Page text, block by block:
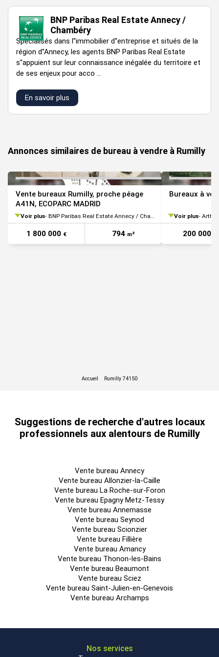
Sanitaire(s)
Privatif(s) charge preneur
Afficher notre barême d'honoraires
BNP Paribas Real Estate Annecy /
Chambéry
Spécialisés dans l''immobilier d''entreprise et situés de la
région d''Annecy, les agents BNP Paribas Real Estate
s''appuient sur leur connaissance inégalée du territoire et
de ses enjeux pour acco ...
En savoir plus
Annonces similaires de bureau à vendre à Rumilly
Vente bureaux Rumilly, proche péage
A41N, ECOPARC MADRID
Voir plus BNP Paribas Real Estate Annecy / Chambéry
1 800 000 € 794 m²
Bureaux à
Voir plus
200 000
Suggestions de recherche d'autres locaux
professionnels aux alentours de Rumilly
Vente bureau Annecy
Vente bureau Allonzier-la-Caille
Vente bureau La Roche-sur-Foron
Vente bureau Epagny Metz-Tessy
Vente bureau Annemasse
Vente bureau Seynod
Vente bureau Scionzier
Vente bureau Fillière
Vente bureau Amancy
Vente bureau Thonon-les-Bains
Vente bureau Beaumont
Vente bureau Sciez
Vente bureau Saint-Julien-en-Genevois
Vente bureau Archamps
Nos services